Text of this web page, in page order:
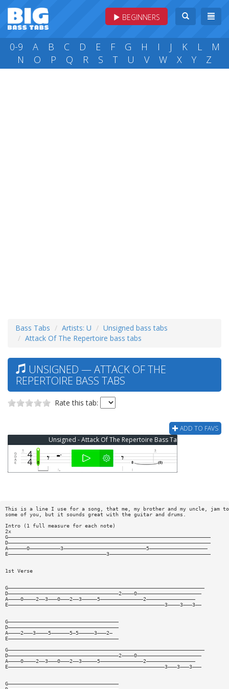
BEGINNERS
0-9 A B C D E F G H I J K L
M
N
O P Q R S T U V W X Y Z
Bass Tabs Artists: U
Unsigned bass tabs
Attack Of The Repertoire bass tabs
UNSIGNED — ATTACK OF THE
REPERTOIRE BASS TABS
Rate this tab:
ADD TO FAVS
Unsigned - Attack Of The Repertoire Bass Tab
This is a line I use for a song, that me, my brother and my uncle, jam
some of you, but it sounds great with the guitar and drums.
Intro (1 full measure for each note)
2x
G——————————————————————————————————————————————————————————————————
D——————————————————————————————————————————————————————————————————
A——————0——————————3———————————————————————————5———————————————————
E————————————————————————————————3—————————————————————————————————
1st Verse
G————————————————————————————————————————————————————————————————
D————————————————————————————————————2————0—————————————————————
A————0————2——3———0———2——3—————5——————————————2————————————————
E———————————————————————————————————————————————————3————3———3——
G————————————————————————————————————
D————————————————————————————————————
A————2———3————5——————5—5—————3———2—
E————————————————————————————————————
G————————————————————————————————————————————————————————————————
D————————————————————————————————————2————0—————————————————————
A————0————2——3———0———2——3—————5——————————————2————————————————
E———————————————————————————————————————————————————3———3———3———
G————————————————————————————————————